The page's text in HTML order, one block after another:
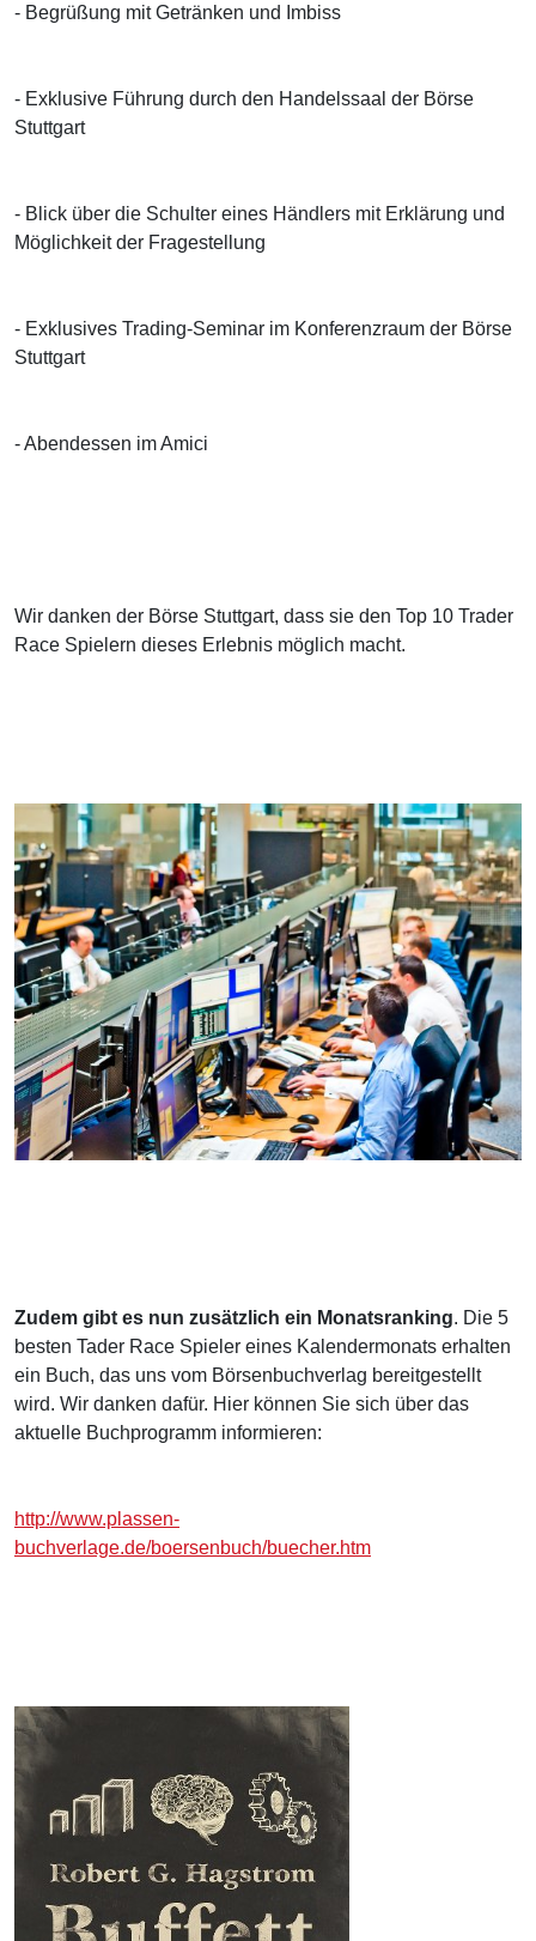
- Begrüßung mit Getränken und Imbiss
- Exklusive Führung durch den Handelssaal der Börse
Stuttgart
- Blick über die Schulter eines Händlers mit Erklärung und
Möglichkeit der Fragestellung
- Exklusives Trading-Seminar im Konferenzraum der Börse
Stuttgart
- Abendessen im Amici
Wir danken der Börse Stuttgart, dass sie den Top 10 Trader
Race Spielern dieses Erlebnis möglich macht.
Zudem gibt es nun zusätzlich ein Monatsranking. Die 5
besten Tader Race Spieler eines Kalendermonats erhalten
ein Buch, das uns vom Börsenbuchverlag bereitgestellt
wird. Wir danken dafür. Hier können Sie sich über das
aktuelle Buchprogramm informieren:
http://www.plassen-
buchverlage.de/boersenbuch/buecher.htm